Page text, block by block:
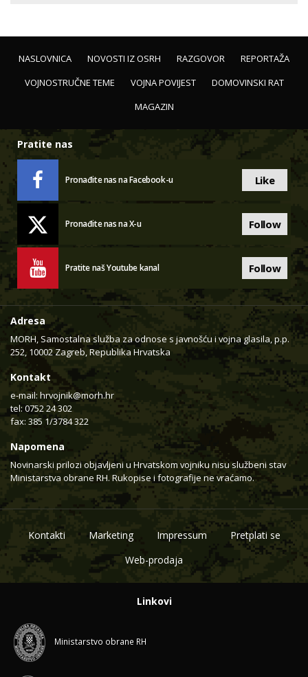
NASLOVNICA NOVOSTI IZ OSRH RAZGOVOR
REPORTAŽA
VOJNOSTRUČNE TEME
VOJNA POVIJEST
DOMOVINSKI RAT
MAGAZIN
Pratite nas
Pronađite nas na Facebook-u Like
Pronađite nas na X-u Follow
Pratite naš Youtube kanal Follow
Adresa
MORH, Samostalna služba za odnose s javnošću i vojna glasila, p.p.
252, 10002 Zagreb, Republika Hrvatska
Kontakt
e-mail: hrvojnik@morh.hr
tel: 0752 24 302
fax: 385 1/3784 322
Napomena
Novinarski prilozi objavljeni u Hrvatskom vojniku nisu službeni stav
Ministarstva obrane RH. Rukopise i fotografije ne vraćamo.
Kontakti Marketing Impressum
Pretplati se
Web-prodaja
Linkovi
Ministarstvo obrane RH